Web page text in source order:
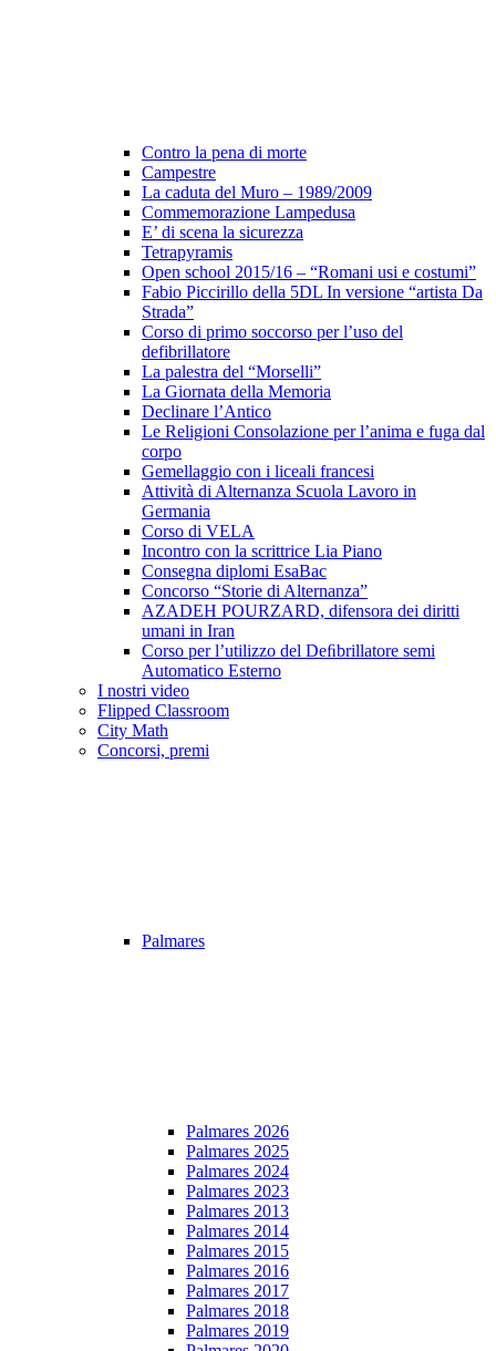
Contro la pena di morte
Campestre
La caduta del Muro – 1989/2009
Commemorazione Lampedusa
E’ di scena la sicurezza
Tetrapyramis
Open school 2015/16 – “Romani usi e costumi”
Fabio Piccirillo della 5DL In versione “artista Da
Strada”
Corso di primo soccorso per l’uso del
defibrillatore
La palestra del “Morselli”
La Giornata della Memoria
Declinare l’Antico
Le Religioni Consolazione per l’anima e fuga dal
corpo
Gemellaggio con i liceali francesi
Attività di Alternanza Scuola Lavoro in
Germania
Corso di VELA
Incontro con la scrittrice Lia Piano
Consegna diplomi EsaBac
Concorso “Storie di Alternanza”
AZADEH POURZARD, difensora dei diritti
umani in Iran
Corso per l’utilizzo del Deﬁbrillatore semi
Automatico Esterno
I nostri video
Flipped Classroom
City Math
Concorsi, premi
Palmares
Palmares 2026
Palmares 2025
Palmares 2024
Palmares 2023
Palmares 2013
Palmares 2014
Palmares 2015
Palmares 2016
Palmares 2017
Palmares 2018
Palmares 2019